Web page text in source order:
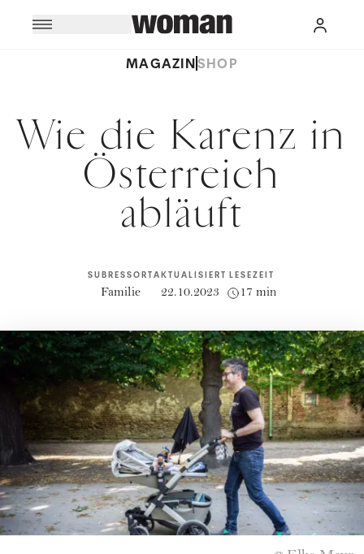
MAGAZINSHOP
Wie die Karenz in
Österreich
abläuft
SUBRESSORT
Familie
AKTUALISIERT
22.10.2023
LESEZEIT
17 min